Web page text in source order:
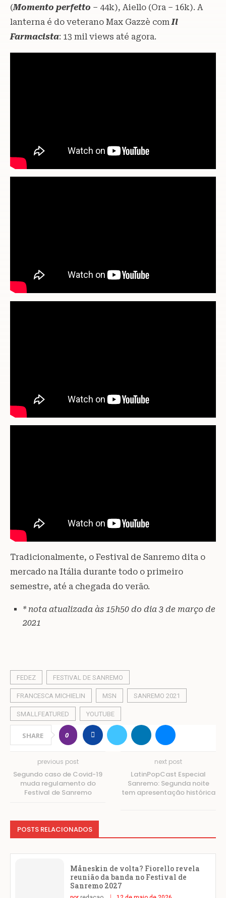
(Momento perfetto – 44k), Aiello (Ora – 16k). A
lanterna é do veterano Max Gazzè comIl
Farmacista: 13 mil views até agora.
Tradicionalmente, o Festival de Sanremo dita o
mercado na Itália durante todo o primeiro
semestre, até a chegada do verão.
* nota atualizada às 15h50 do dia 3 de março de
2021
FEDEZ FESTIVAL DE SANREMO
FRANCESCA MICHIELIN MSN SANREMO 2021
SMALLFEATURED YOUTUBE
SHARE 0
previous post
Segundo caso de Covid-19
muda regulamento do
Festival de Sanremo
next post
LatinPopCast Especial
Sanremo: Segunda noite
tem apresentação histórica
POSTS RELACIONADOS
Måneskin de volta? Fiorello revela
reunião da banda no Festival de
Sanremo 2027